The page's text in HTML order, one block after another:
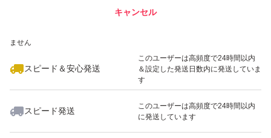
ません
スピード＆安心発送
このユーザーは高頻度で24時間以内
＆設定した発送日数内に発送していま
す
スピード発送
このユーザーは高頻度で24時間以内
に発送しています
キャンセル
いいね！
1,660